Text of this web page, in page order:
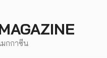
มกกาซีน